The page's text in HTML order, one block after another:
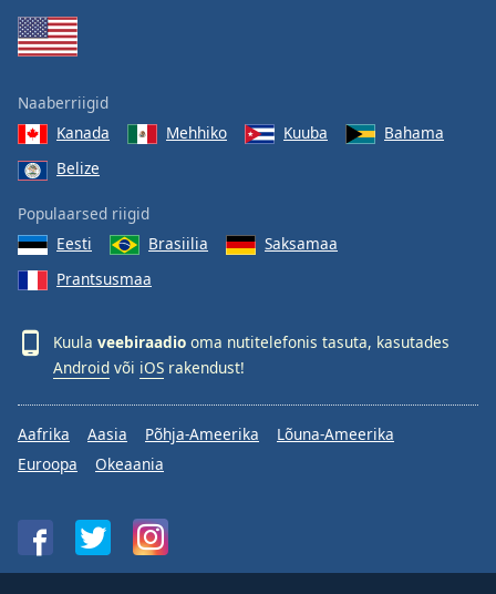
Naaberriigid
Kanada
Mehhiko Kuuba
Bahama
Belize
Populaarsed riigid
Eesti
Brasiilia
Saksamaa
Prantsusmaa
Kuula veebiraadio oma nutitelefonis tasuta, kasutades
Android või iOS rakendust!
Aafrika Aasia Põhja-Ameerika
Lõuna-Ameerika
Euroopa
Okeaania